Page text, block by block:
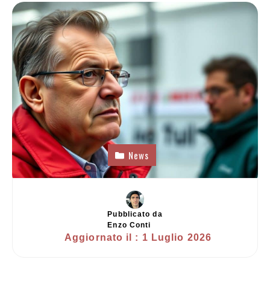
News
Pubblicato da
Enzo Conti
Aggiornato il : 1 Luglio 2026